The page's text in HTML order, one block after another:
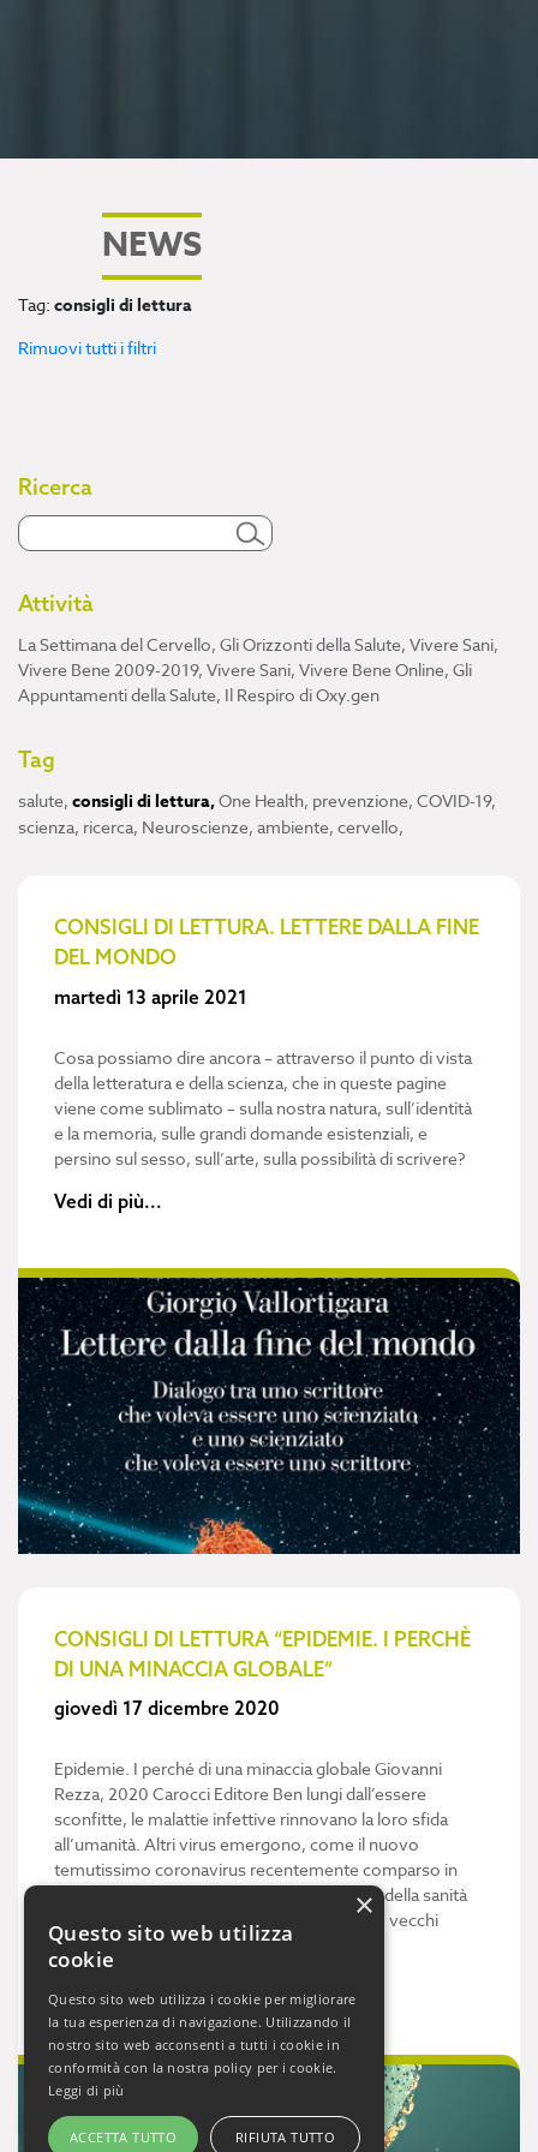
NEWS
Tag: consigli di lettura
Rimuovi tutti i filtri
Ricerca
Attività
La Settimana del Cervello, Gli Orizzonti della Salute, Vivere Sani,
Vivere Bene 2009-2019, Vivere Sani, Vivere Bene Online, Gli
Appuntamenti della Salute, Il Respiro di Oxy.gen
Tag
salute, consigli di lettura,One Health, prevenzione, COVID-19,
scienza, ricerca, Neuroscienze, ambiente, cervello,
CONSIGLI DI LETTURA. LETTERE DALLA FINE
DEL MONDO
martedì 13 aprile 2021
Cosa possiamo dire ancora – attraverso il punto di vista
della letteratura e della scienza, che in queste pagine
viene come sublimato – sulla nostra natura, sull’identità
e la memoria, sulle grandi domande esistenziali, e
persino sul sesso, sull’arte, sulla possibilità di scrivere?
Vedi di più...
CONSIGLI DI LETTURA “EPIDEMIE. I PERCHÈ
DI UNA MINACCIA GLOBALE”
giovedì 17 dicembre 2020
Epidemie. I perché di una minaccia globale Giovanni
Rezza, 2020 Carocci Editore Ben lungi dall’essere
sconfitte, le malattie infettive rinnovano la loro sfida
all’umanità. Altri virus emergono, come il nuovo
temutissimo coronavirus recentemente comparso in
Cina, per il quale l’Organizzazione mondiale della sanità
ha dichiarato l’emergenza sanitaria globale. I vecchi
germi, invece, espandono la loro ..
×
Questo sito web utilizza
cookie
Questo sito web utilizza i cookie per migliorare
la tua esperienza di navigazione. Utilizzando il
nostro sito web acconsenti a tutti i cookie in
conformità con la nostra policy per i cookie.
Leggi di più
ACCETTA TUTTO RIFIUTA TUTTO